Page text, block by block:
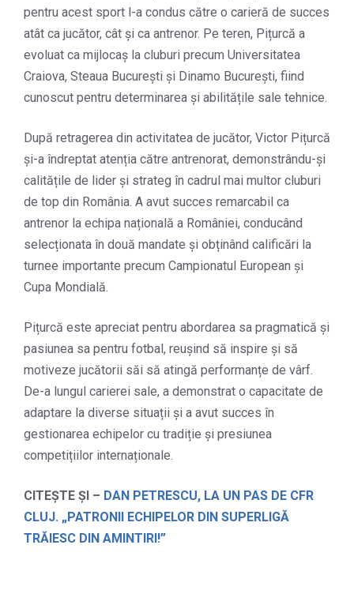
pentru acest sport l-a condus către o carieră de succes
atât ca jucător, cât și ca antrenor. Pe teren, Pițurcă a
evoluat ca mijlocaș la cluburi precum Universitatea
Craiova, Steaua București și Dinamo București, fiind
cunoscut pentru determinarea și abilitățile sale tehnice.
După retragerea din activitatea de jucător, Victor Pițurcă
și-a îndreptat atenția către antrenorat, demonstrându-și
calitățile de lider și strateg în cadrul mai multor cluburi
de top din România. A avut succes remarcabil ca
antrenor la echipa națională a României, conducând
selecționata în două mandate și obținând calificări la
turnee importante precum Campionatul European și
Cupa Mondială.
Pițurcă este apreciat pentru abordarea sa pragmatică și
pasiunea sa pentru fotbal, reușind să inspire și să
motiveze jucătorii săi să atingă performanțe de vârf.
De-a lungul carierei sale, a demonstrat o capacitate de
adaptare la diverse situații și a avut succes în
gestionarea echipelor cu tradiție și presiunea
competițiilor internaționale.
CITEȘTE ȘI – DAN PETRESCU, LA UN PAS DE CFR
CLUJ. „PATRONII ECHIPELOR DIN SUPERLIGĂ
TRĂIESC DIN AMINTIRI!”